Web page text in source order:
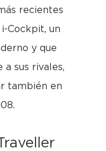
recientes
Cockpit, un
y que
sus rivales,
también en